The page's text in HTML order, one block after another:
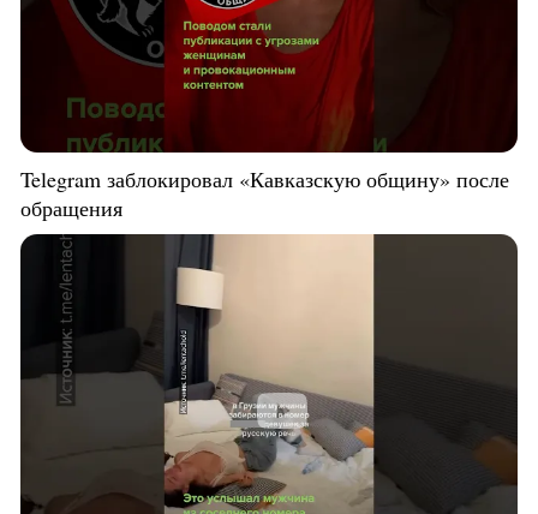
Telegram заблокировал «Кавказскую общину» после
обращения